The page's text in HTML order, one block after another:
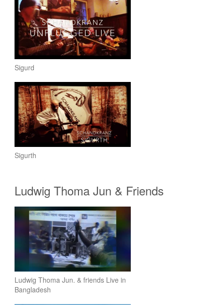
Sigurd
Sigurth
Ludwig Thoma Jun & Friends
Ludwig Thoma Jun. & friends Live in
Bangladesh